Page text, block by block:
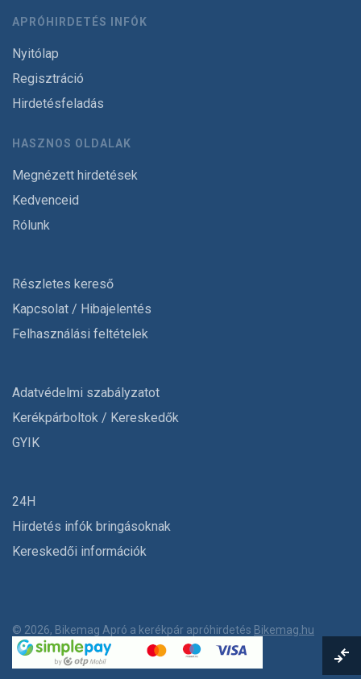
APRÓHIRDETÉS INFÓK
Nyitólap
Regisztráció
Hirdetésfeladás
HASZNOS OLDALAK
Megnézett hirdetések
Kedvenceid
Rólunk
Részletes kereső
Kapcsolat / Hibajelentés
Felhasználási feltételek
Adatvédelmi szabályzatot
Kerékpárboltok / Kereskedők
GYIK
24H
Hirdetés infók bringásoknak
Kereskedői információk
© 2026, Bikemag Apró a kerékpár apróhirdetés Bikemag.hu